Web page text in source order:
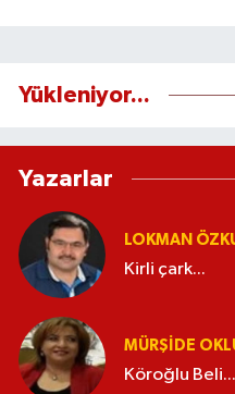
Yükleniyor...
Yazarlar
LOKMAN
Kirli çark...
MÜRŞIDE
Köroğlu Beli...